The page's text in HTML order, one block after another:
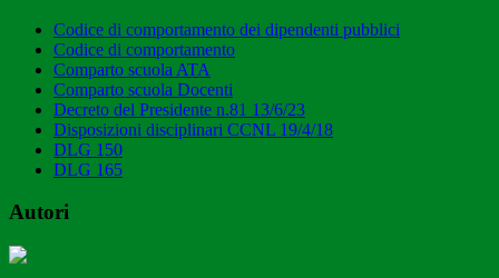
Codice di comportamento dei dipendenti pubblici
Codice di comportamento
Comparto scuola ATA
Comparto scuola Docenti
Decreto del Presidente n.81 13/6/23
Disposizioni disciplinari CCNL 19/4/18
DLG 150
DLG 165
Autori